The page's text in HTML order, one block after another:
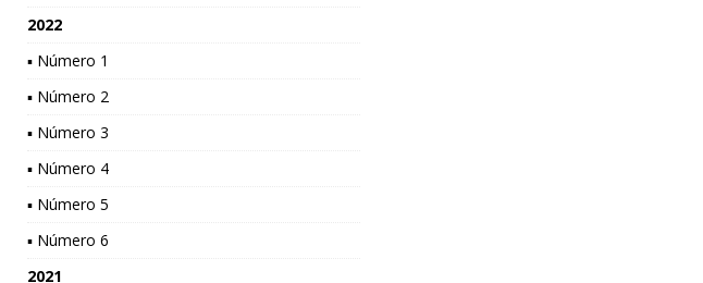
2022
▪ Número 1
▪ Número 2
▪ Número 3
▪ Número 4
▪ Número 5
▪ Número 6
2021